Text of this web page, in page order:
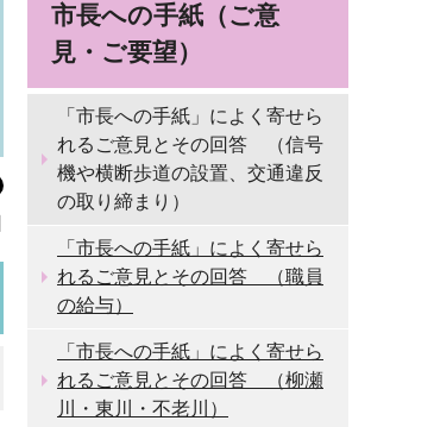
市長への手紙（ご意
見・ご要望）
「市長への手紙」によく寄せら
れるご意見とその回答 （信号
機や横断歩道の設置、交通違反
の取り締まり）
「市長への手紙」によく寄せら
れるご意見とその回答 （職員
の給与）
「市長への手紙」によく寄せら
れるご意見とその回答 （柳瀬
川・東川・不老川）